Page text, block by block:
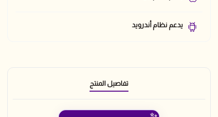
يدعم نظام أندرويد
تفاصيل المنتج